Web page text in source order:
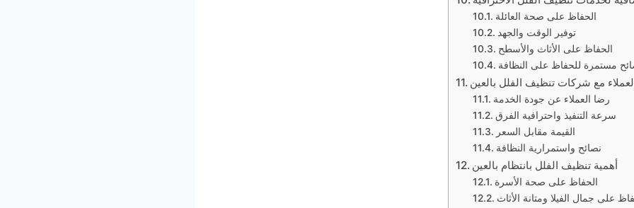
الحفاظ على صحة العائلة
توفير الوقت والجهد
الحفاظ على الأثاث والأسطح
مستمرة للحفاظ على النظافة
مع شركات تنظيف الفلل بالعين
رضا العملاء عن جودة الخدمة
سرعة التنفيذ واحترافية الفرق
القيمة مقابل السعر
نصائح واستمرارية النظافة
أهمية تنظيف الفلل بانتظام بالعين
الحفاظ على صحة الأسرة
على جمال الفيلا ومتانة الأثاث